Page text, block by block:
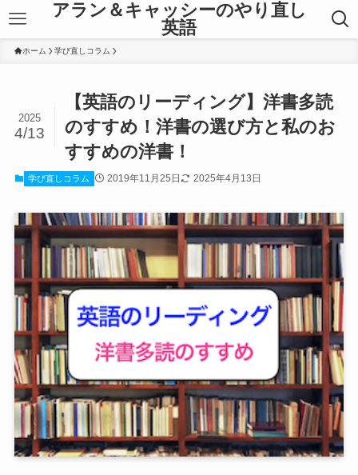
アラン＆キャッシーのやり直し
英語
ホーム 学び直しコラム
【英語のリーディング】洋書多読
のすすめ！洋書の選び方と私のお
すすめの洋書！
2025
4/13
学び直しコラム 2019年11月25日 2025年4月13日